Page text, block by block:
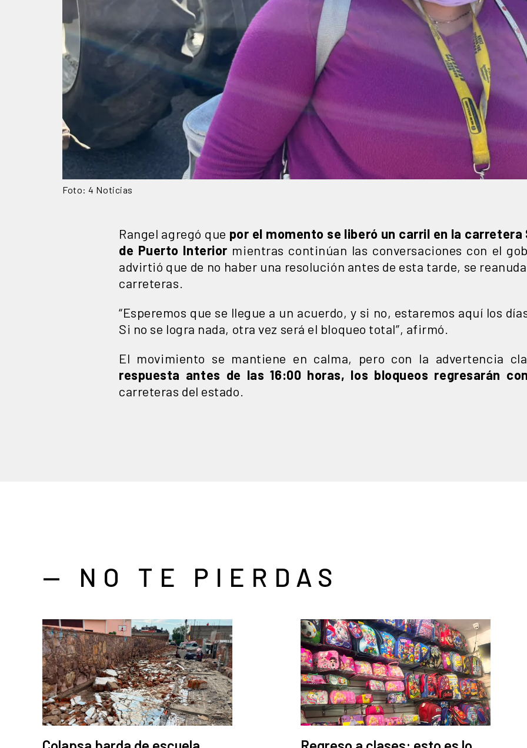
Foto: 4 Noticias
Rangel agregó que por el momento se liberó un carril en la
de Puerto Interior mientras continúan las conversaciones con el
advirtió que de no haber una resolución antes de esta tarde, se
carreteras.
“Esperemos que se llegue a un acuerdo, y si no, estaremos aquí los
Si no se logra nada, otra vez será el bloqueo total”, afirmó.
El movimiento se mantiene en calma, pero con la advertencia
respuesta antes de las 16:00 horas, los bloqueos regresarán
carreteras del estado.
— NO TE PIERDAS